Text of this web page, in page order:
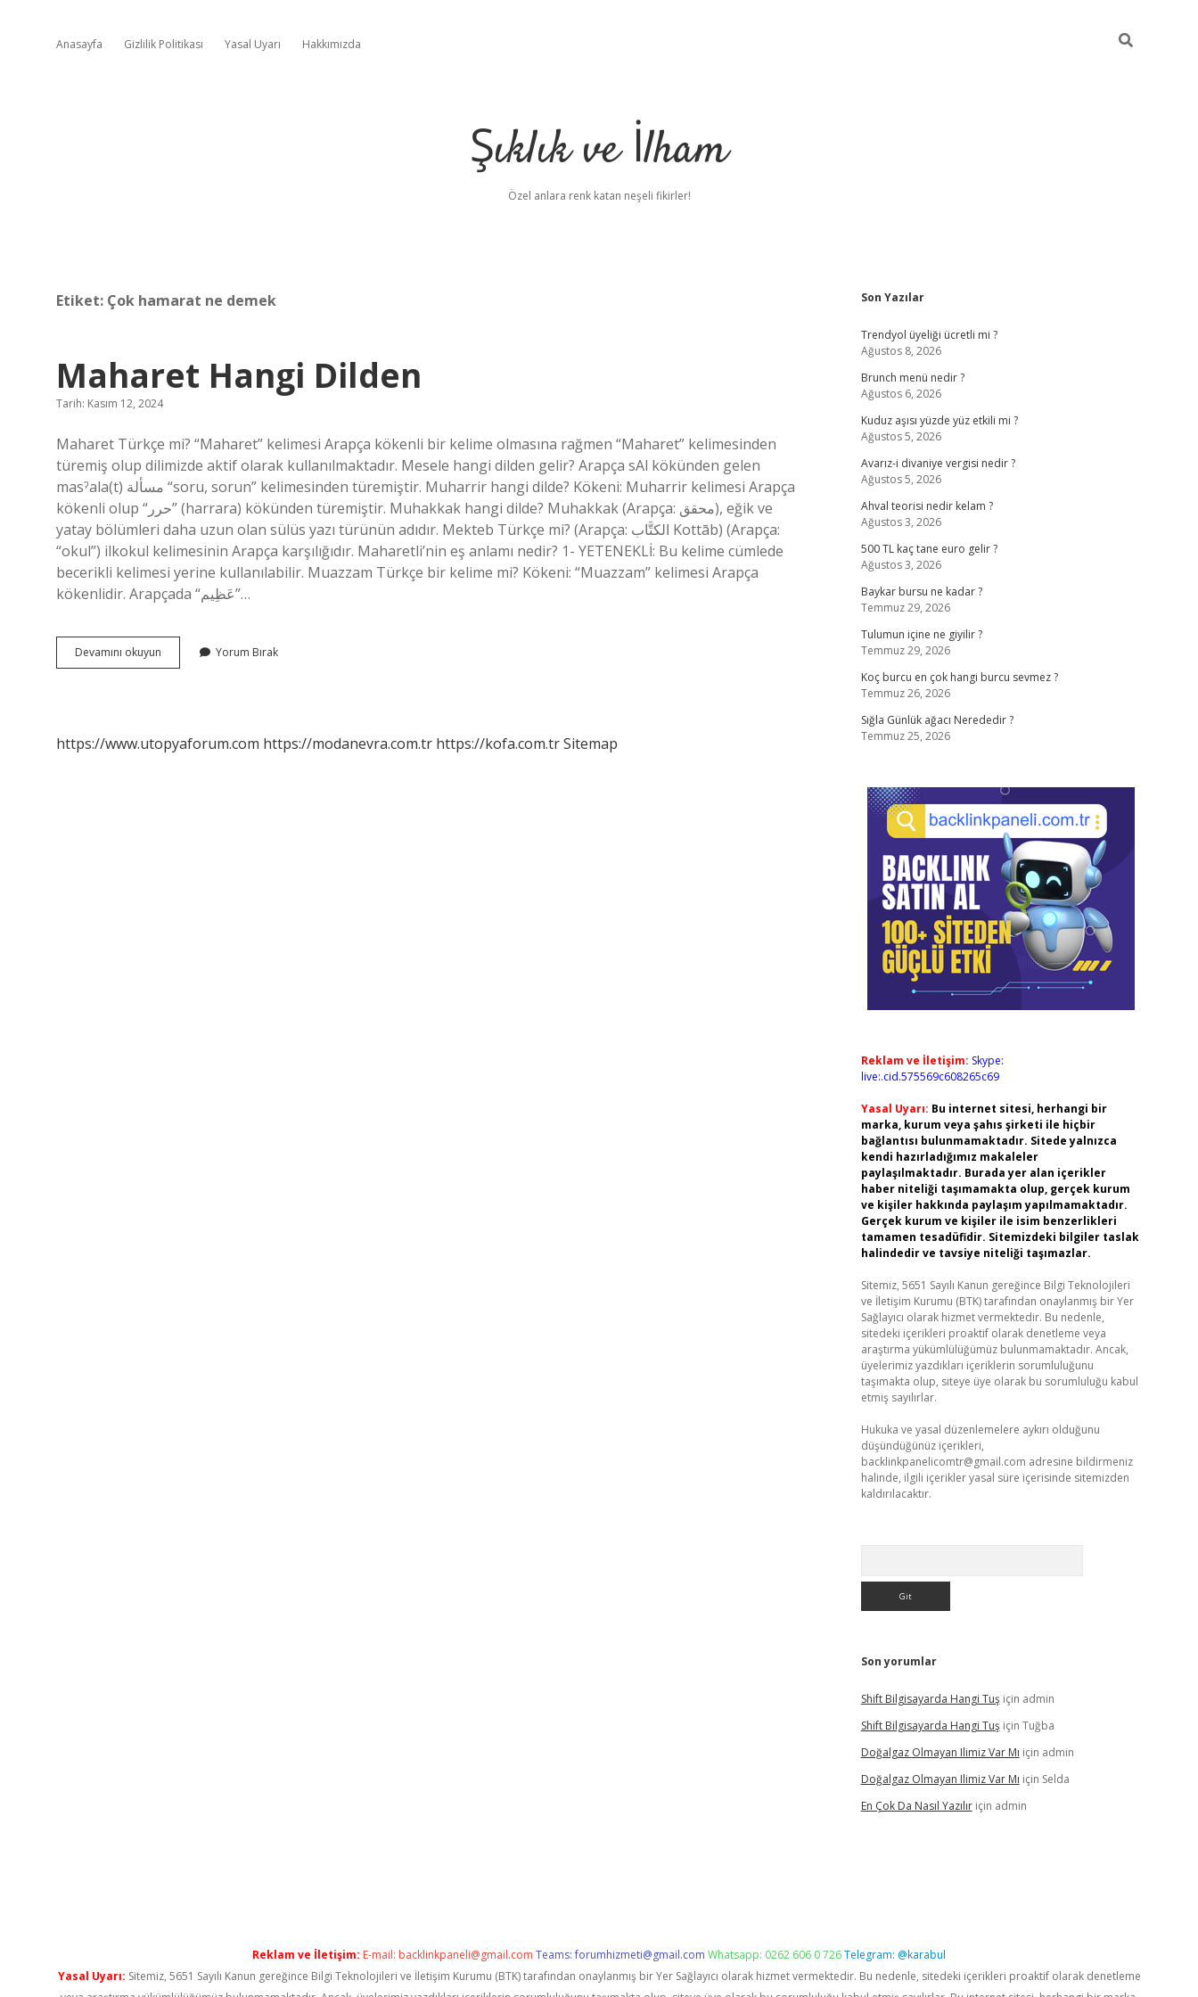
Anasayfa Gizlilik Politikası Yasal Uyarı Hakkımızda
Şıklık ve İlham
Özel anlara renk katan neşeli fikirler!
Etiket: Çok hamarat ne demek
Maharet Hangi Dilden
Tarih: Kasım 12, 2024
Maharet Türkçe mi? “Maharet” kelimesi Arapça kökenli bir kelime olmasına rağmen “Maharet” kelimesinden
türemiş olup dilimizde aktif olarak kullanılmaktadır. Mesele hangi dilden gelir? Arapça sAl kökünden gelen
masˀala(t) مسألة “soru, sorun” kelimesinden türemiştir. Muharrir hangi dilde? Kökeni: Muharrir kelimesi Arapça
kökenli olup “حرر” (harrara) kökünden türemiştir. Muhakkak hangi dilde? Muhakkak (Arapça: محقق), eğik ve
yatay bölümleri daha uzun olan sülüs yazı türünün adıdır. Mekteb Türkçe mi? (Arapça: الكتَّاب Kottāb) (Arapça:
“okul”) ilkokul kelimesinin Arapça karşılığıdır. Maharetli’nin eş anlamı nedir? 1- YETENEKLİ: Bu kelime cümlede
becerikli kelimesi yerine kullanılabilir. Muazzam Türkçe bir kelime mi? Kökeni: “Muazzam” kelimesi Arapça
kökenlidir. Arapçada “عَظِيم”…
Devamını okuyun Maharet
Hangi
Yorum Bırak
https://www.utopyaforum.com https://modanevra.com.tr https://kofa.com.trSitemap
Sidebar
Son Yazılar
Trendyol üyeliği ücretli mi ?
Ağustos 8, 2026
Brunch menü nedir ?
Ağustos 6, 2026
Kuduz aşısı yüzde yüz etkili mi ?
Ağustos 5, 2026
Avarız-i divaniye vergisi nedir ?
Ağustos 5, 2026
Ahval teorisi nedir kelam ?
Ağustos 3, 2026
500 TL kaç tane euro gelir ?
Ağustos 3, 2026
Baykar bursu ne kadar ?
Temmuz 29, 2026
Tulumun içine ne giyilir ?
Temmuz 29, 2026
Koç burcu en çok hangi burcu sevmez ?
Temmuz 26, 2026
Sığla Günlük ağacı Nerededir ?
Temmuz 25, 2026
Reklam ve İletişim: Skype:
live:.cid.575569c608265c69
Yasal Uyarı: Bu internet sitesi, herhangi bir
marka, kurum veya şahıs şirketi ile hiçbir
bağlantısı bulunmamaktadır. Sitede yalnızca
kendi hazırladığımız makaleler
paylaşılmaktadır. Burada yer alan içerikler
haber niteliği taşımamakta olup, gerçek kurum
ve kişiler hakkında paylaşım yapılmamaktadır.
Gerçek kurum ve kişiler ile isim benzerlikleri
tamamen tesadüfidir. Sitemizdeki bilgiler taslak
halindedir ve tavsiye niteliği taşımazlar.
Sitemiz, 5651 Sayılı Kanun gereğince Bilgi Teknolojileri
ve İletişim Kurumu (BTK) tarafından onaylanmış bir Yer
Sağlayıcı olarak hizmet vermektedir. Bu nedenle,
sitedeki içerikleri proaktif olarak denetleme veya
araştırma yükümlülüğümüz bulunmamaktadır. Ancak,
üyelerimiz yazdıkları içeriklerin sorumluluğunu
taşımakta olup, siteye üye olarak bu sorumluluğu kabul
etmiş sayılırlar.
Hukuka ve yasal düzenlemelere aykırı olduğunu
düşündüğünüz içerikleri,
backlinkpanelicomtr@gmail.com adresine bildirmeniz
halinde, ilgili içerikler yasal süre içerisinde sitemizden
kaldırılacaktır.
Son yorumlar
Shift Bilgisayarda Hangi Tuşiçin admin
Shift Bilgisayarda Hangi Tuşiçin Tuğba
Doğalgaz Olmayan Ilimiz Var Mı için admin
Doğalgaz Olmayan Ilimiz Var Mı için Selda
En Çok Da Nasıl Yazılıriçin admin
Reklam ve İletişim: E-mail: backlinkpaneli@gmail.com Teams:forumhizmeti@gmail.com Whatsapp: 0262 606 0 726Telegram: @karabul
Yasal Uyarı: Sitemiz, 5651 Sayılı Kanun gereğince Bilgi Teknolojileri ve İletişim Kurumu (BTK) tarafından onaylanmış bir Yer Sağlayıcı olarak hizmet vermektedir. Bu nedenle, sitedeki içerikleri proaktif olarak denetleme